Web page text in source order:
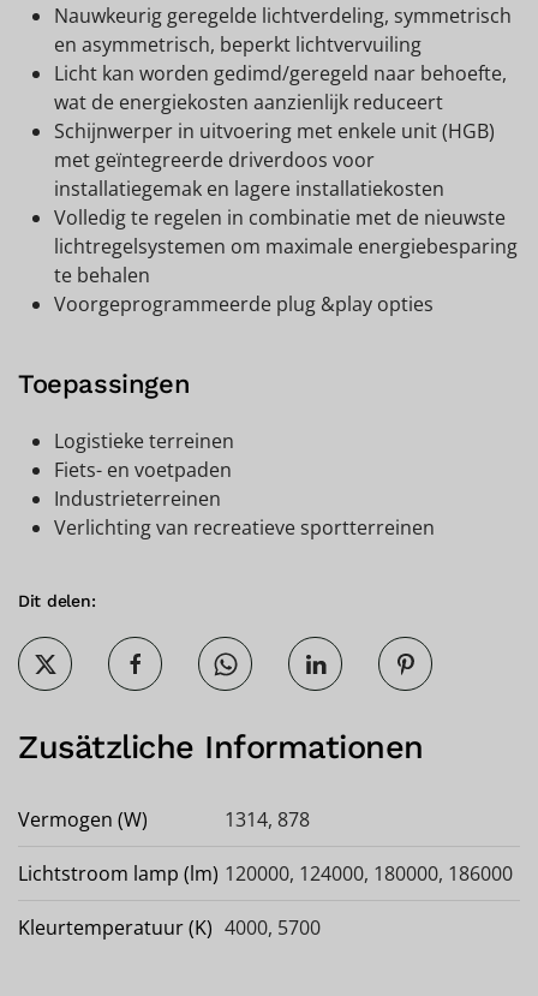
Nauwkeurig geregelde lichtverdeling, symmetrisch
en asymmetrisch, beperkt lichtvervuiling
Licht kan worden gedimd/geregeld naar behoefte,
wat de energiekosten aanzienlijk reduceert
Schijnwerper in uitvoering met enkele unit (HGB)
met geïntegreerde driverdoos voor
installatiegemak en lagere installatiekosten
Volledig te regelen in combinatie met de nieuwste
lichtregelsystemen om maximale energiebesparing
te behalen
Voorgeprogrammeerde plug &play opties
Toepassingen
Logistieke terreinen
Fiets- en voetpaden
Industrieterreinen
Verlichting van recreatieve sportterreinen
Dit delen:
Zusätzliche Informationen
Vermogen (W) 1314, 878
Lichtstroom lamp (lm) 120000, 124000, 180000, 186000
Kleurtemperatuur (K) 4000, 5700